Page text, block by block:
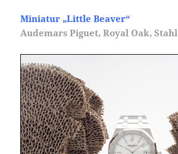
Miniatur „Little Beaver“
Audemars Piguet, Royal Oak, Stahl